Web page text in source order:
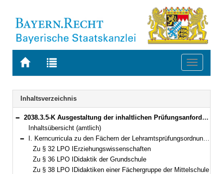
Zur
BAYERN.RECHT
Zur
letzten
Suche
Toggle
Navigation
Inhaltsverzeichnis
Bereich reduzieren
2038.3.5-K Ausgestaltung der inhaltlichen Prüfungsanforderungen für die Erste Staatsprüfung nach Kapitel II der Lehramtsprüfungsordnung I zu den einzelnen Fächern (Kerncurricula) Bekanntmachung des Bayerischen Staatsministeriums für Unterricht und Kultus vom 2. Januar 2009, Az. III.8-5 S 4020-PRA.599 (KWMBl. S. 34)
Inhaltsübersicht (amtlich)
Bereich reduzieren
I. Kerncurricula zu den Fächern der Lehramtsprüfungsordnung I (LPO I) vom 13. März 2008 (GVBl S. 180)
Zu § 32 LPO IErziehungswissenschaften
Zu § 36 LPO IDidaktik der Grundschule
Zu § 38 LPO IDidaktiken einer Fächergruppe der Mittelschule